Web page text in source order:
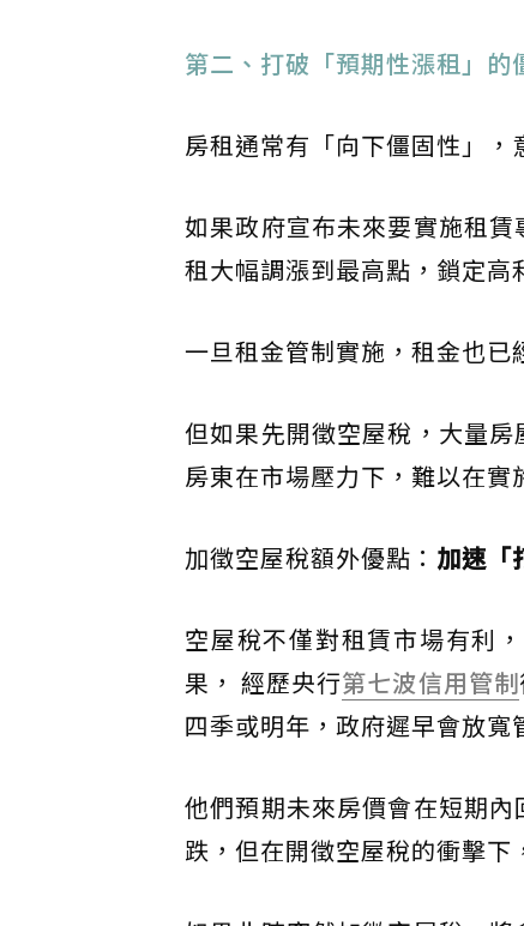
第二、打破「預期性漲租」的
房租通常有「向下僵固性」，
如果政府宣布未來要實施租
租大幅調漲到最高點，鎖定高
一旦租金管制實施，租金也已
但如果先開徵空屋稅，大量
房東在市場壓力下，難以在實
加徵空屋稅額外優點： 加速「
空屋稅不僅對租賃市場有利
果， 經歷央行第七波信用管制
四季或明年，政府遲早會放寬
他們預期未來房價會在短期
跌，但在開徵空屋稅的衝擊下